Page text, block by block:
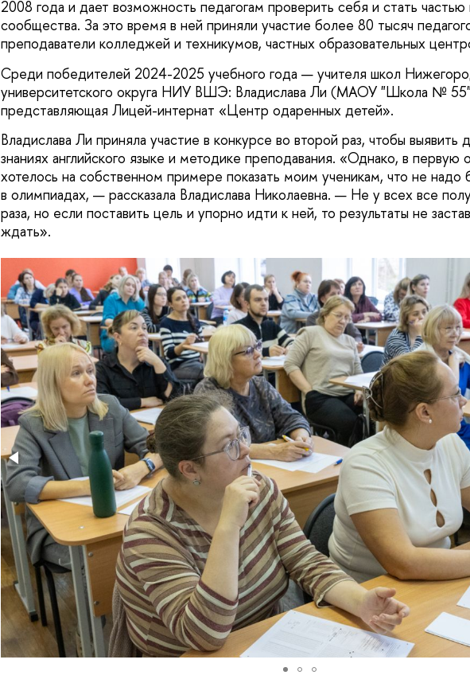
2008 года и дает возможность педагогам проверить себя и стать
сообщества. За это время в ней приняли участие более 80 тысяч
преподаватели колледжей и техникумов, частных образовательных
Среди победителей 2024-2025 учебного года — учителя школ
университетского округа НИУ ВШЭ: Владислава Ли (МАОУ "Школа №
представляющая Лицей-интернат «Центр одаренных детей».
Владислава Ли приняла участие в конкурсе во второй раз, чтобы выявить
знаниях английского языке и методике преподавания. «Однако, в первую
хотелось на собственном примере показать моим ученикам, что не надо
в олимпиадах, — рассказала Владислава Николаевна. — Не у всех все
раза, но если поставить цель и упорно идти к ней, то результаты не
ждать».